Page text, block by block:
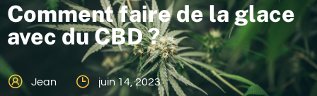
Comment faire de la glace
avec du CBD ?
Jean juin 14, 2023